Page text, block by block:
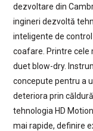
dezvoltare din
ingineri dezvoltă
inteligente de
coafare. Printre cele
duet blow-dry.
concepute pentru a
deteriora prin
tehnologia HD
mai rapide, definire